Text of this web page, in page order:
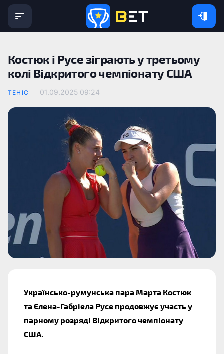
Костюк і Русе зіграють у третьому
колі Відкритого чемпіонату США
ТЕНІС 01.09.2025 09:24
Українсько-румунська пара Марта Костюк
та Єлена-Габріела Русе продовжує участь у
парному розряді Відкритого чемпіонату
США.